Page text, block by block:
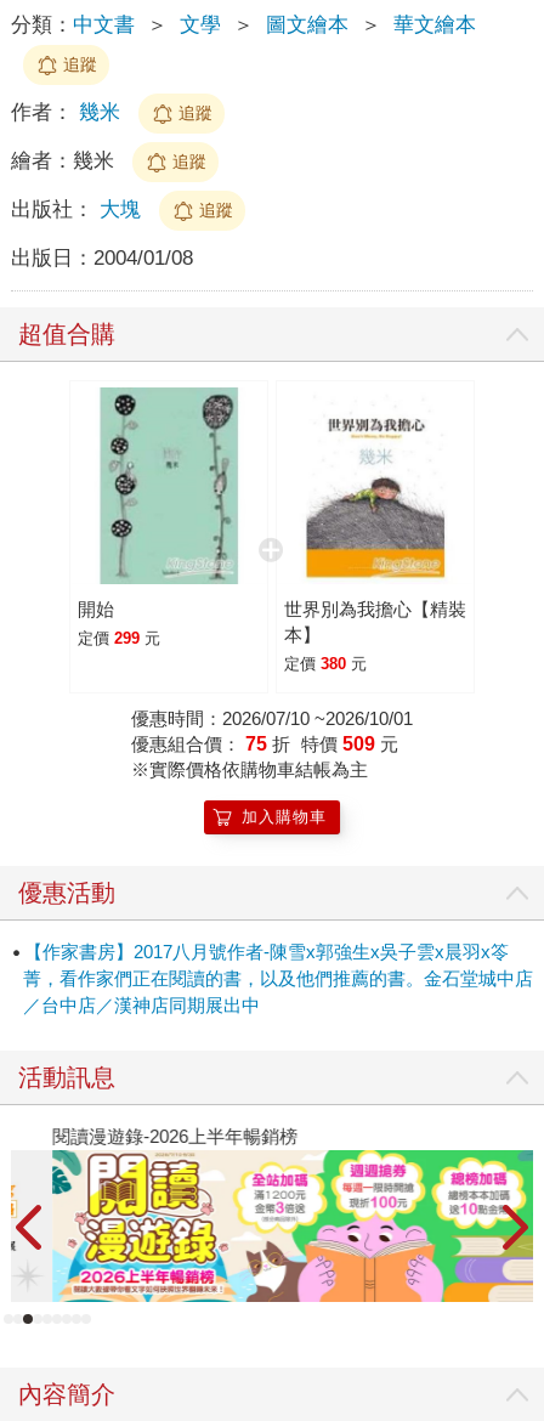
分類： 中文書 ＞ 文學 ＞ 圖文繪本 ＞ 華文繪本
追蹤
作者： 幾米 追蹤
繪者： 幾米 追蹤
出版社： 大塊 追蹤
出版日： 2004/01/08
超值合購
開始
定價 299 元
世界別為我擔心【精裝
本】
定價 380 元
優惠時間：2026/07/10 ~2026/10/01
優惠組合價： 75 折 特價 509 元
※實際價格依購物車結帳為主
加入購物車
優惠活動
【作家書房】2017八月號作者-陳雪x郭強生x吳子雲x晨羽x笭
菁，看作家們正在閱讀的書，以及他們推薦的書。金石堂城中店
／台中店／漢神店同期展出中
活動訊息
閱讀漫遊錄-2026上半年暢銷榜
內容簡介